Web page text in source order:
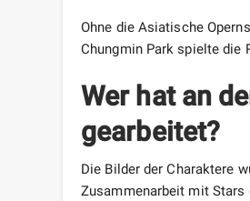
Ohne die Asiatische
Chungmin Park spielte die
Wer hat an
gearbeitet?
Die Bilder der Charaktere
Zusammenarbeit mit